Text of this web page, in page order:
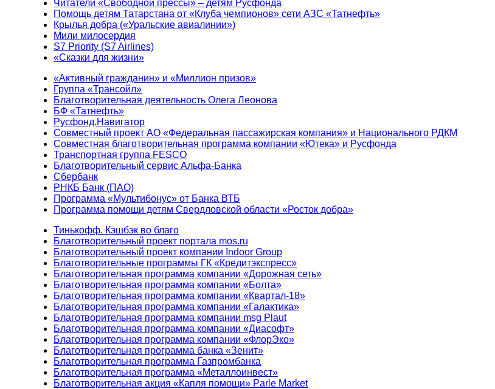
Читатели «Свободной прессы» – детям Русфонда
Помощь детям Татарстана от «Клуба чемпионов» сети АЗС «Татнефть»
Крылья добра («Уральские авиалинии»)
Мили милосердия
S7 Priority (S7 Airlines)
«Сказки для жизни»
«Активный гражданин» и «Миллион призов»
Группа «Трансойл»
Благотворительная деятельность Олега Леонова
БФ «Татнефть»
Русфонд.Навигатор
Совместный проект АО «Федеральная пассажирская компания» и Национального РДКМ
Совместная благотворительная программа компании «Ютека» и Русфонда
Транспортная группа FESCO
Благотворительный сервис Альфа-Банка
Сбербанк
РНКБ Банк (ПАО)
Программа «Мультибонус» от Банка ВТБ
Программа помощи детям Свердловской области «Росток добра»
Тинькофф. Кэшбэк во благо
Благотворительный проект портала mos.ru
Благотворительный проект компании Indoor Group
Благотворительные программы ГК «Кредитэкспресс»
Благотворительная программа компании «Дорожная сеть»
Благотворительная программа компании «Болта»
Благотворительная программа компании «Квартал-18»
Благотворительная программа компании «Галактика»
Благотворительная программа компании msg Plaut
Благотворительная программа компании «Диасофт»
Благотворительная программа компании «ФлорЭко»
Благотворительная программа банка «Зенит»
Благотворительная программа Газпромбанка
Благотворительная программа «Металлоинвест»
Благотворительная акция «Капля помощи» Parle Market